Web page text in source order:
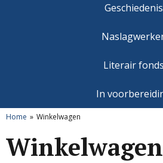
Geschiedenis
Literair fonds
In
Home Winkelwagen
Winkelwagen